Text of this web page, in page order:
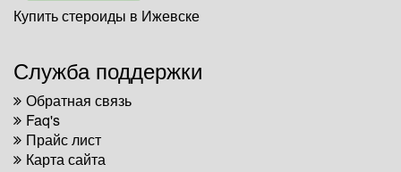
Купить стероиды в Ижевске
Служба поддержки
Обратная связь
Faq's
Прайс лист
Карта сайта